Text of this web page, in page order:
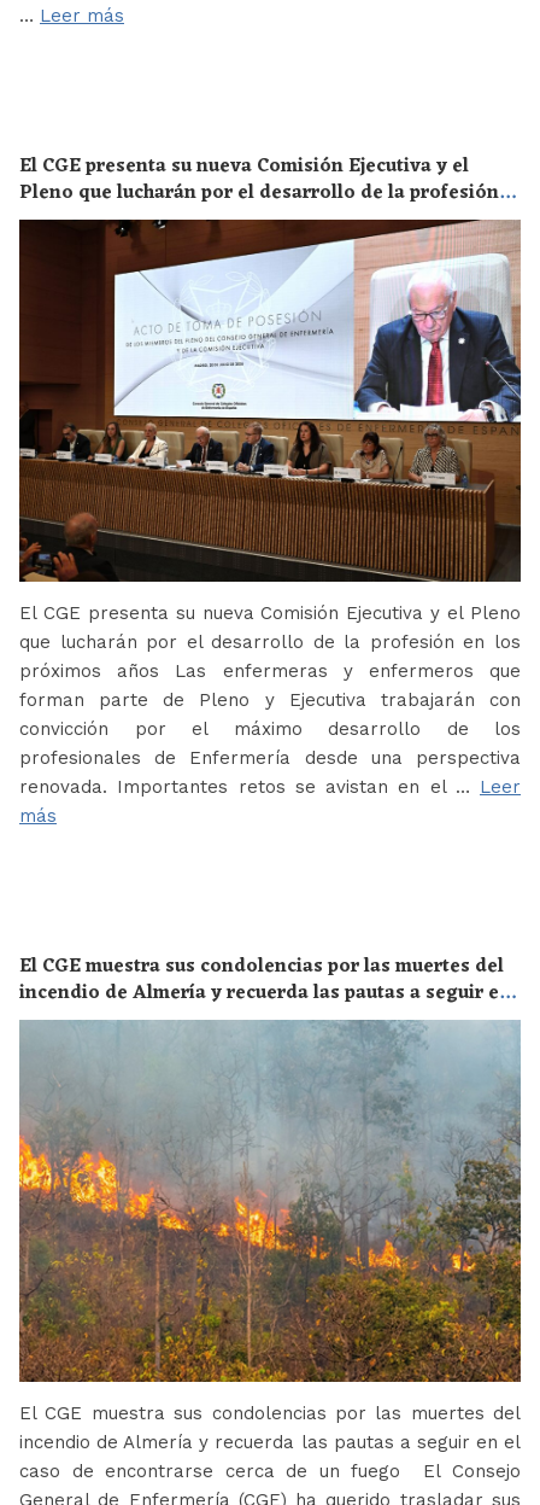
… Leer más
El CGE presenta su nueva Comisión Ejecutiva y el
Pleno que lucharán por el desarrollo de la profesión
en los próximos años
El CGE presenta su nueva Comisión Ejecutiva y el Pleno
que lucharán por el desarrollo de la profesión en los
próximos años Las enfermeras y enfermeros que
forman parte de Pleno y Ejecutiva trabajarán con
convicción por el máximo desarrollo de los
profesionales de Enfermería desde una perspectiva
renovada. Importantes retos se avistan en el … Leer
más
El CGE muestra sus condolencias por las muertes del
incendio de Almería y recuerda las pautas a seguir en
el caso de encontrarse cerca de un fuego
El CGE muestra sus condolencias por las muertes del
incendio de Almería y recuerda las pautas a seguir en el
caso de encontrarse cerca de un fuego El Consejo
General de Enfermería (CGE) ha querido trasladar sus